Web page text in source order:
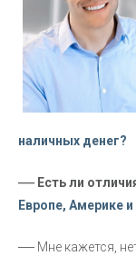
наличных денег?
— Есть ли
Европе, Америке
— Мне кажется,